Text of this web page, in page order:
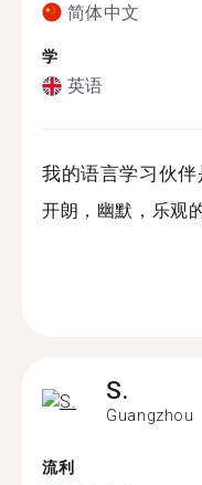
简体中文
学
英语
我的语言学习伙伴
开朗，幽默，乐观
S.
Guangzhou
流利